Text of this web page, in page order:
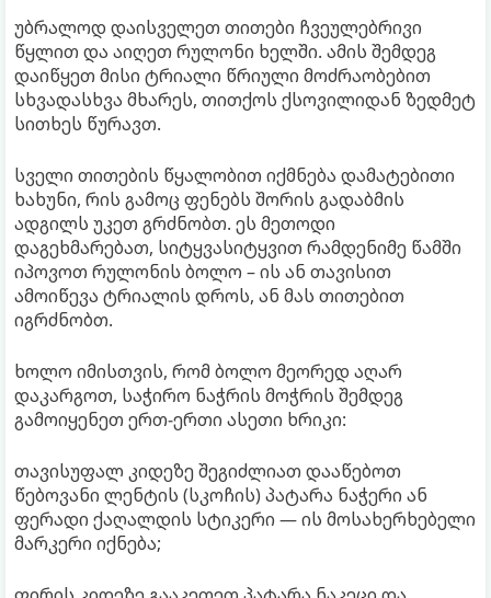
უბრალოდ დაისველეთ თითები ჩვეულებრივი
წყლით და აიღეთ რულონი ხელში. ამის შემდეგ
დაიწყეთ მისი ტრიალი წრიული მოძრაობებით
სხვადასხვა მხარეს, თითქოს ქსოვილიდან ზედმეტ
სითხეს წურავთ.
სველი თითების წყალობით იქმნება დამატებითი
ხახუნი, რის გამოც ფენებს შორის გადაბმის
ადგილს უკეთ გრძნობთ. ეს მეთოდი
დაგეხმარებათ, სიტყვასიტყვით რამდენიმე წამში
იპოვოთ რულონის ბოლო – ის ან თავისით
ამოიწევა ტრიალის დროს, ან მას თითებით
იგრძნობთ.
ხოლო იმისთვის, რომ ბოლო მეორედ აღარ
დაკარგოთ, საჭირო ნაჭრის მოჭრის შემდეგ
გამოიყენეთ ერთ-ერთი ასეთი ხრიკი:
თავისუფალ კიდეზე შეგიძლიათ დააწებოთ
წებოვანი ლენტის (სკოჩის) პატარა ნაჭერი ან
ფერადი ქაღალდის სტიკერი — ის მოსახერხებელი
მარკერი იქნება;